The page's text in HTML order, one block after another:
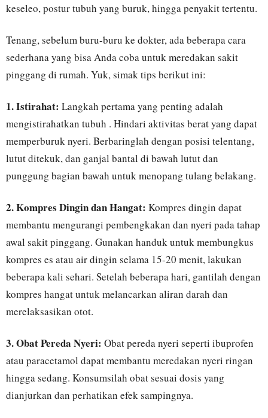
keseleo, postur tubuh yang buruk, hingga penyakit tertentu.
Tenang, sebelum buru-buru ke dokter, ada beberapa cara
sederhana yang bisa Anda coba untuk meredakan sakit
pinggang di rumah. Yuk, simak tips berikut ini:
1. Istirahat: Langkah pertama yang penting adalah
mengistirahatkan tubuh . Hindari aktivitas berat yang dapat
memperburuk nyeri. Berbaringlah dengan posisi telentang,
lutut ditekuk, dan ganjal bantal di bawah lutut dan
punggung bagian bawah untuk menopang tulang belakang.
2. Kompres Dingin dan Hangat: Kompres dingin dapat
membantu mengurangi pembengkakan dan nyeri pada tahap
awal sakit pinggang. Gunakan handuk untuk membungkus
kompres es atau air dingin selama 15-20 menit, lakukan
beberapa kali sehari. Setelah beberapa hari, gantilah dengan
kompres hangat untuk melancarkan aliran darah dan
merelaksasikan otot.
3. Obat Pereda Nyeri: Obat pereda nyeri seperti ibuprofen
atau paracetamol dapat membantu meredakan nyeri ringan
hingga sedang. Konsumsilah obat sesuai dosis yang
dianjurkan dan perhatikan efek sampingnya.